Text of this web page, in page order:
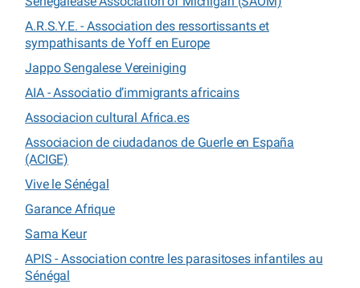
A.R.S.Y.E. - Association des ressortissants et
sympathisants de Yoff en Europe
Jappo Sengalese Vereiniging
AIA - Associatio d’immigrants africains
Associacion cultural Africa.es
Associacion de ciudadanos de Guerle en España
(ACIGE)
Vive le Sénégal
Garance Afrique
Sama Keur
APIS - Association contre les parasitoses infantiles au
Sénégal